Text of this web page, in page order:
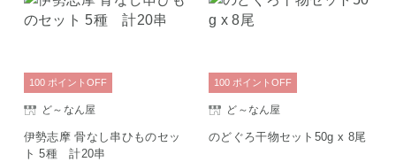
ど～なん屋
伊勢志摩 骨なし串ひものセッ
ト 5種 計20串
100 ポイント OFF
ど～なん屋
のどぐろ干物セット50g x 8尾
100 ポイント OFF